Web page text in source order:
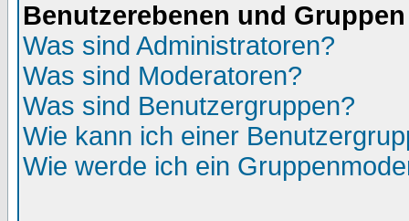
Benutzerebenen und Gruppen
Was sind Administratoren?
Was sind Moderatoren?
Was sind Benutzergruppen?
Wie kann ich einer
Wie werde ich ein